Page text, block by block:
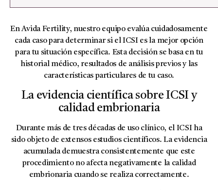
En Avida Fertility, nuestro equipo evalúa cuidadosamente
cada caso para determinar si el ICSI es la mejor opción
para tu situación específica. Esta decisión se basa en tu
historial médico, resultados de análisis previos y las
características particulares de tu caso.
La evidencia científica sobre ICSI y
calidad embrionaria
Durante más de tres décadas de uso clínico, el ICSI ha
sido objeto de extensos estudios científicos. La evidencia
acumulada demuestra consistentemente que este
procedimiento no afecta negativamente la calidad
embrionaria cuando se realiza correctamente.